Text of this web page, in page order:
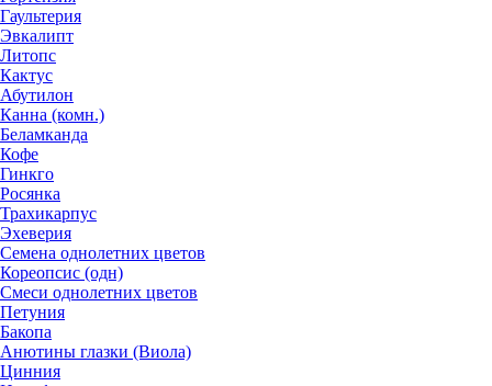
Гаультерия
Эвкалипт
Литопс
Кактус
Абутилон
Канна (комн.)
Беламканда
Кофе
Гинкго
Росянка
Трахикарпус
Эхеверия
Семена однолетних цветов
Кореопсис (одн)
Смеси однолетних цветов
Петуния
Бакопа
Анютины глазки (Виола)
Цинния